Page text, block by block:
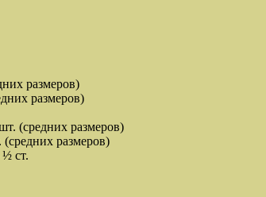
размеров)
размеров)
(средних размеров)
размеров)
ст.